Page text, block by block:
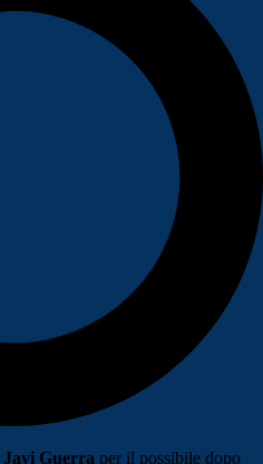
Javi Guerra per il possibile dopo